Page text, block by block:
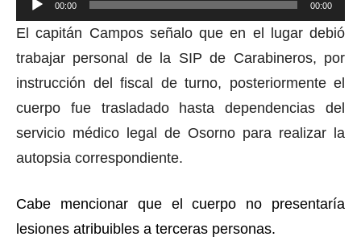
Reproductor
de
audio
00:00 00:00
El capitán Campos señalo que en el lugar debió
trabajar personal de la SIP de Carabineros, por
instrucción del fiscal de turno, posteriormente el
cuerpo fue trasladado hasta dependencias del
servicio médico legal de Osorno para realizar la
autopsia correspondiente.
Cabe mencionar que el cuerpo no presentaría
lesiones atribuibles a terceras personas.